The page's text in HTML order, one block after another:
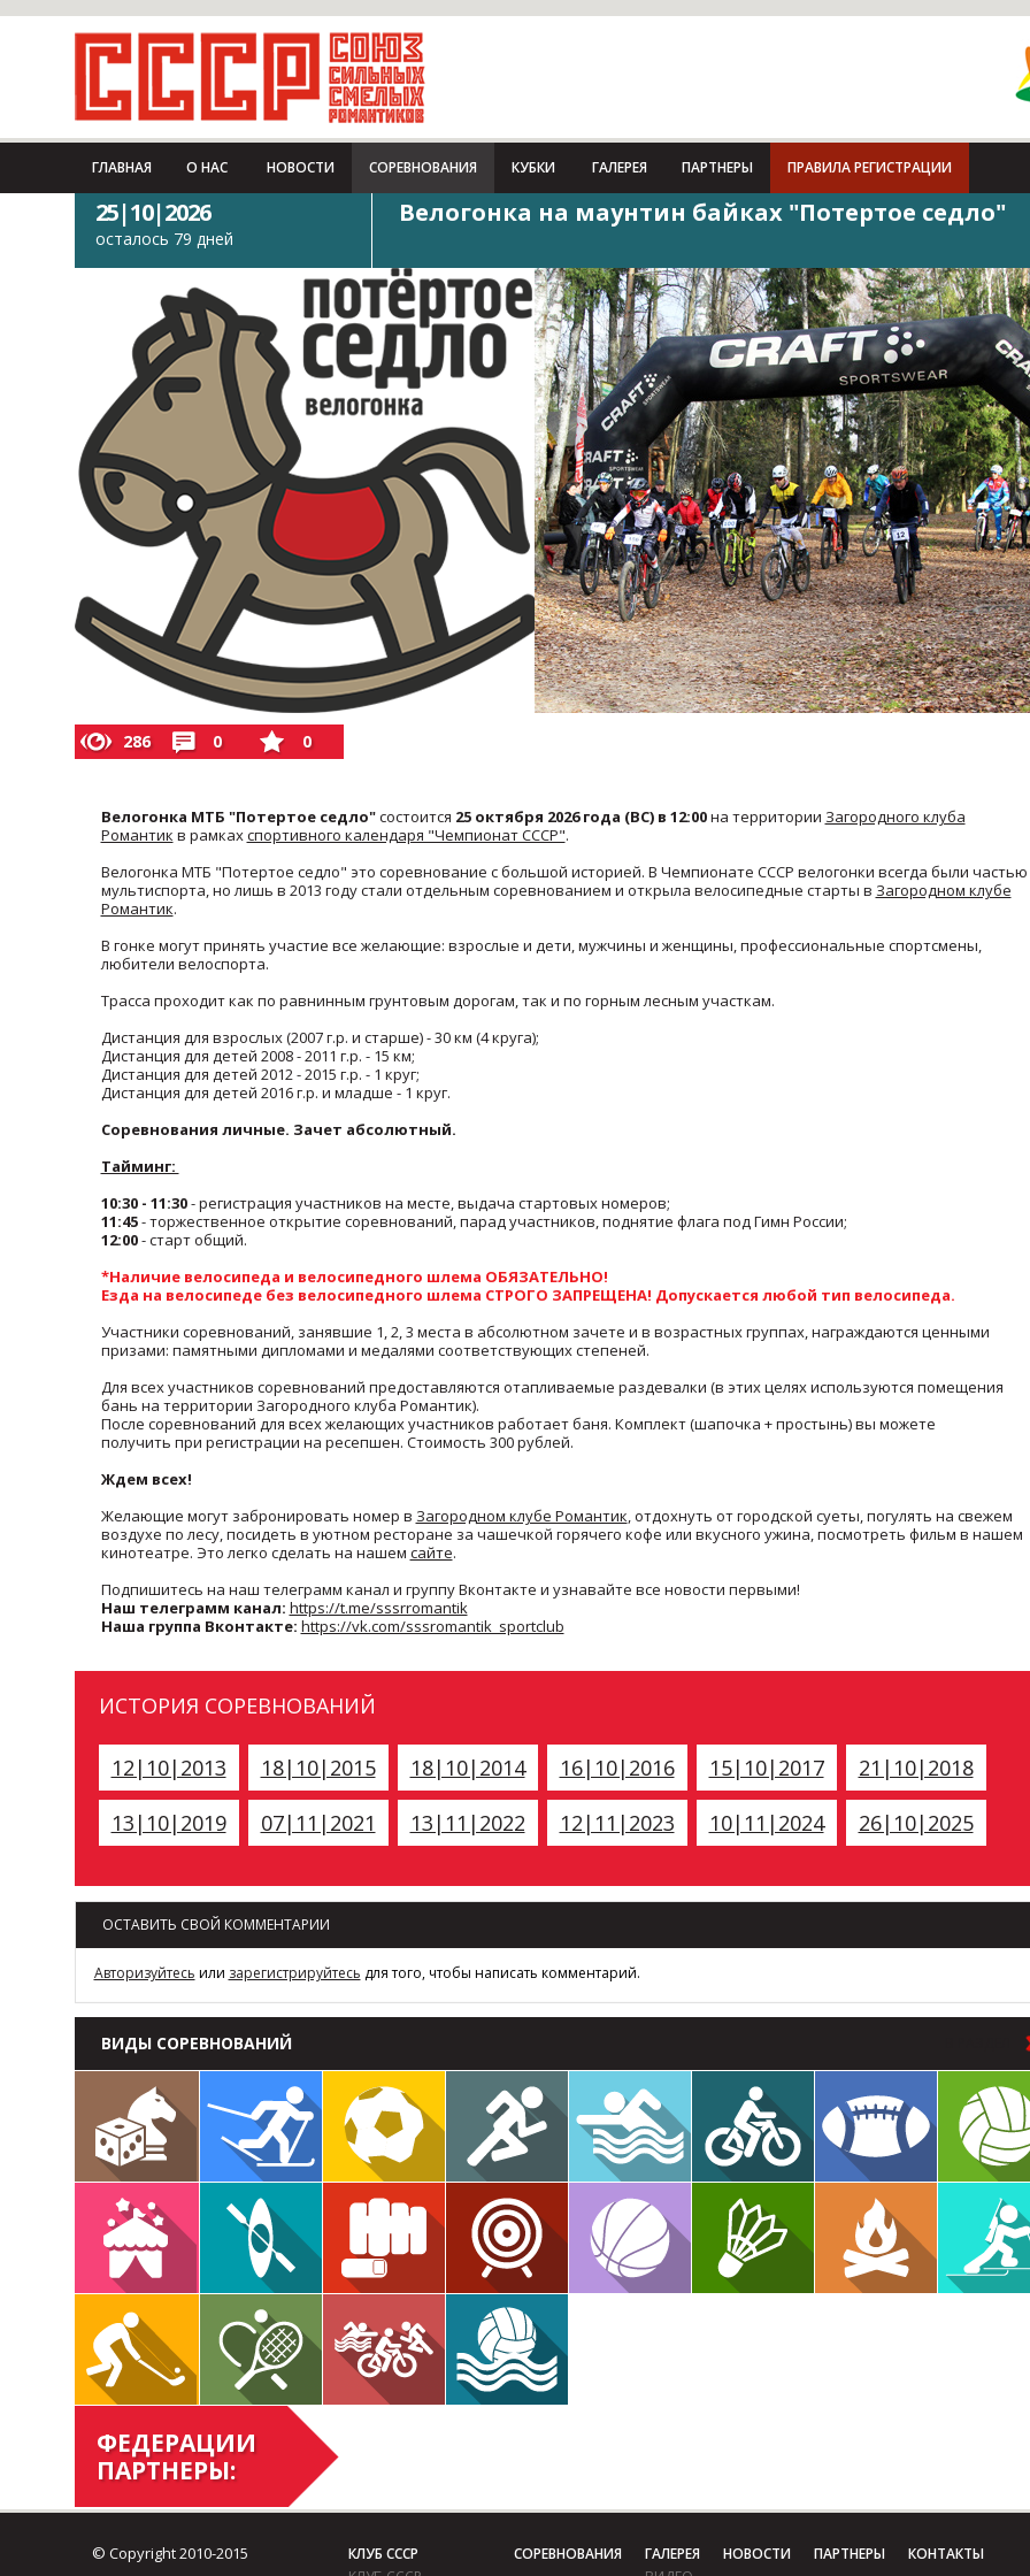
ГЛАВНАЯ О НАС НОВОСТИ СОРЕВНОВАНИЯ КУБКИ ГАЛЕРЕЯ ПАРТНЕРЫ ПРАВИЛА РЕГИСТРАЦИИ
25|10|2026
осталось 79 дней
Велогонка на маунтин байках "Потертое седло"
286 0 0
Велогонка МТБ "Потертое седло"состоится 25 октября 2026 года (ВС) в 12:00на территории Загородного клуба
Романтик в рамкахспортивного календаря "Чемпионат СССР".
Велогонка МТБ "Потертое седло" это соревнование с большой историей. В Чемпионате СССР велогонки всегда были частью
мультиспорта, но лишь в 2013 году стали отдельным соревнованием и открыла велосипедные старты в Загородном клубе
Романтик.
В гонке могут принять участие все желающие: взрослые и дети, мужчины и женщины, профессиональные спортсмены,
любители велоспорта.
Трасса проходит как по равнинным грунтовым дорогам, так и по горным лесным участкам.
Дистанция для взрослых (2007 г.р. и старше) - 30 км (4 круга);
Дистанция для детей 2008 - 2011 г.р. - 15 км;
Дистанция для детей 2012 - 2015 г.р. - 1 круг;
Дистанция для детей 2016 г.р. и младше - 1 круг.
Соревнования личные. Зачет абсолютный.
Тайминг:
10:30 - 11:30- регистрация участников на месте, выдача стартовых номеров;
11:45- торжественное открытие соревнований, парад участников, поднятие флага под Гимн России;
12:00- старт общий.
*Наличие велосипеда и велосипедного шлема ОБЯЗАТЕЛЬНО!
Езда на велосипеде без велосипедного шлема СТРОГО ЗАПРЕЩЕНА! Допускается любой тип велосипеда.
Участники соревнований, занявшие 1, 2, 3 места в абсолютном зачете и в возрастных группах, награждаются ценными
призами: памятными дипломами и медалями соответствующих степеней.
Для всех участников соревнований предоставляются отапливаемые раздевалки (в этих целях используются помещения
бань на территории Загородного клуба Романтик).
После соревнований для всех желающих участников работает баня. Комплект (шапочка + простынь) вы можете
получить при регистрации на ресепшен. Стоимость 300 рублей.
Ждем всех!
Желающие могут забронировать номер в Загородном клубе Романтик, отдохнуть от городской суеты, погулять на свежем
воздухе по лесу, посидеть в уютном ресторане за чашечкой горячего кофе или вкусного ужина, посмотреть фильм в нашем
кинотеатре. Это легко сделать на нашем сайте.
Подпишитесь на наш телеграмм канал и группу Вконтакте и узнавайте все новости первыми!
Наш телеграмм канал: https://t.me/sssrromantik
Наша группа Вконтакте: https://vk.com/sssromantik_sportclub
ИСТОРИЯ СОРЕВНОВАНИЙ
12|10|2013 18|10|2015 18|10|2014 16|10|2016 15|10|2017
21|10|2018
13|10|2019
07|11|2021 13|11|2022 12|11|2023 10|11|2024 26|10|2025
ОСТАВИТЬ СВОЙ КОММЕНТАРИИ
Авторизуйтесь или зарегистрируйтесь для того, чтобы написать комментарий.
ВИДЫ СОРЕВНОВАНИЙ
ФЕДЕРАЦИИ
ПАРТНЕРЫ:
© Copyright 2010-2015
КЛУБ СССР
СОРЕВНОВАНИЯ
ГАЛЕРЕЯ
НОВОСТИ ПАРТНЕРЫ КОНТАКТЫ